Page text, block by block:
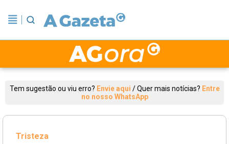
Tem sugestão ou viu erro? Envie aqui /Quer mais notícias? Entre
no nosso WhatsApp
Tristeza